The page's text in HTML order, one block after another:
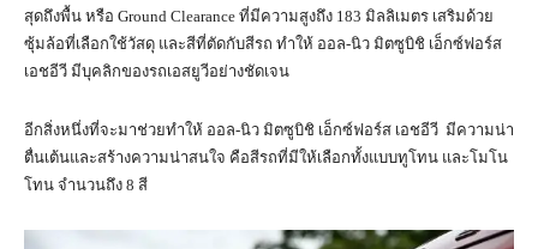
สุดถึงพื้น หรือ Ground Clearance ที่มีความสูงถึง 183 มิลลิเมตร เสริมด้วย
ซุ้มล้อที่เลือกใช้วัสดุ และสีที่ตัดกับสีรถ ทำให้ ออล-นิว มิตซูบิชิ เอ็กซ์ฟอร์ส
เอชอีวี มีบุคลิกของรถเอสยูวีอย่างชัดเจน
อีกสิ่งหนึ่งที่จะมาช่วยทำให้ ออล-นิว มิตซูบิชิ เอ็กซ์ฟอร์ส เอชอีวี มีความน่า
ตื่นเต้นและสร้างความน่าสนใจ คือสีรถที่มีให้เลือกทั้งแบบทูโทน และโมโน
โทน จำนวนถึง 8 สี